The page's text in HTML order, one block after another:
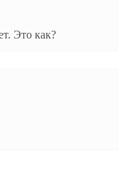
Это как?